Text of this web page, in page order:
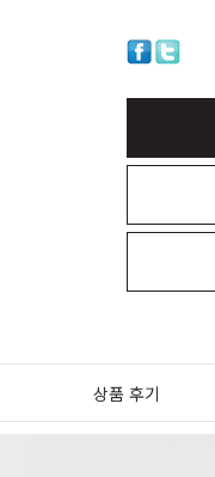
상품 후기